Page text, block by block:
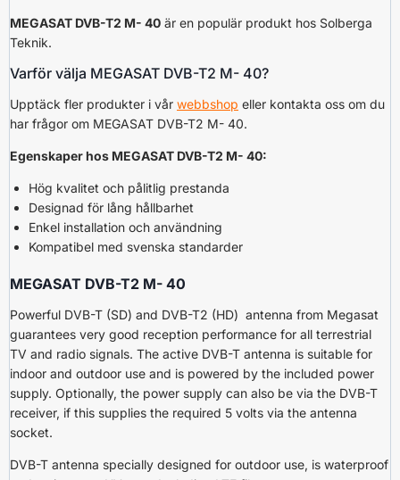
MEGASAT DVB-T2 M- 40 är en populär produkt hos Solberga
Teknik.
Varför välja MEGASAT DVB-T2 M- 40?
Upptäck fler produkter i vår webbshop eller kontakta oss om du
har frågor om MEGASAT DVB-T2 M- 40.
Egenskaper hos MEGASAT DVB-T2 M- 40:
Hög kvalitet och pålitlig prestanda
Designad för lång hållbarhet
Enkel installation och användning
Kompatibel med svenska standarder
MEGASAT DVB-T2 M- 40
Powerful DVB-T (SD) and DVB-T2 (HD) antenna from Megasat
guarantees very good reception performance for all terrestrial
TV and radio signals. The active DVB-T antenna is suitable for
indoor and outdoor use and is powered by the included power
supply. Optionally, the power supply can also be via the DVB-T
receiver, if this supplies the required 5 volts via the antenna
socket.
DVB-T antenna specially designed for outdoor use, is waterproof